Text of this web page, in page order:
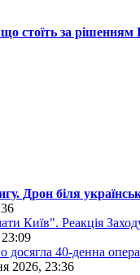
стоїть за рішенням
Дрон біля
Київ". Реакція
досягла 40-денна
2026, 23:36